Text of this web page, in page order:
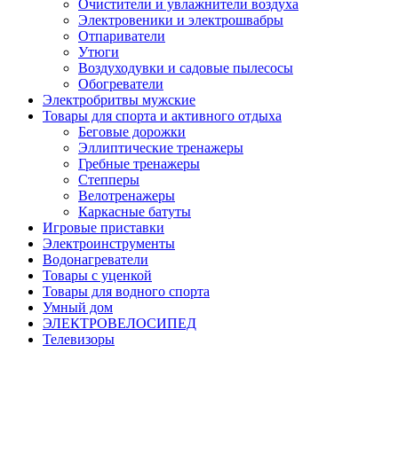
Очистители и увлажнители воздуха
Электровеники и электрошвабры
Отпариватели
Утюги
Воздуходувки и садовые пылесосы
Обогреватели
Электробритвы мужские
Товары для спорта и активного отдыха
Беговые дорожки
Эллиптические тренажеры
Гребные тренажеры
Степперы
Велотренажеры
Каркасные батуты
Игровые приставки
Электроинструменты
Водонагреватели
Товары с уценкой
Товары для водного спорта
Умный дом
ЭЛЕКТРОВЕЛОСИПЕД
Телевизоры